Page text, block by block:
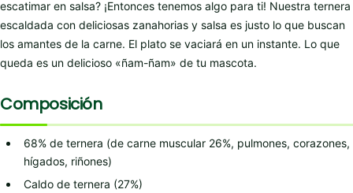
escatimar en salsa? ¡Entonces tenemos algo para ti! Nuestra ternera
escaldada con deliciosas zanahorias y salsa es justo lo que buscan
los amantes de la carne. El plato se vaciará en un instante. Lo que
queda es un delicioso «ñam-ñam» de tu mascota.
Composición
68% de ternera (de carne muscular 26%, pulmones, corazones,
hígados, riñones)
Caldo de ternera (27%)